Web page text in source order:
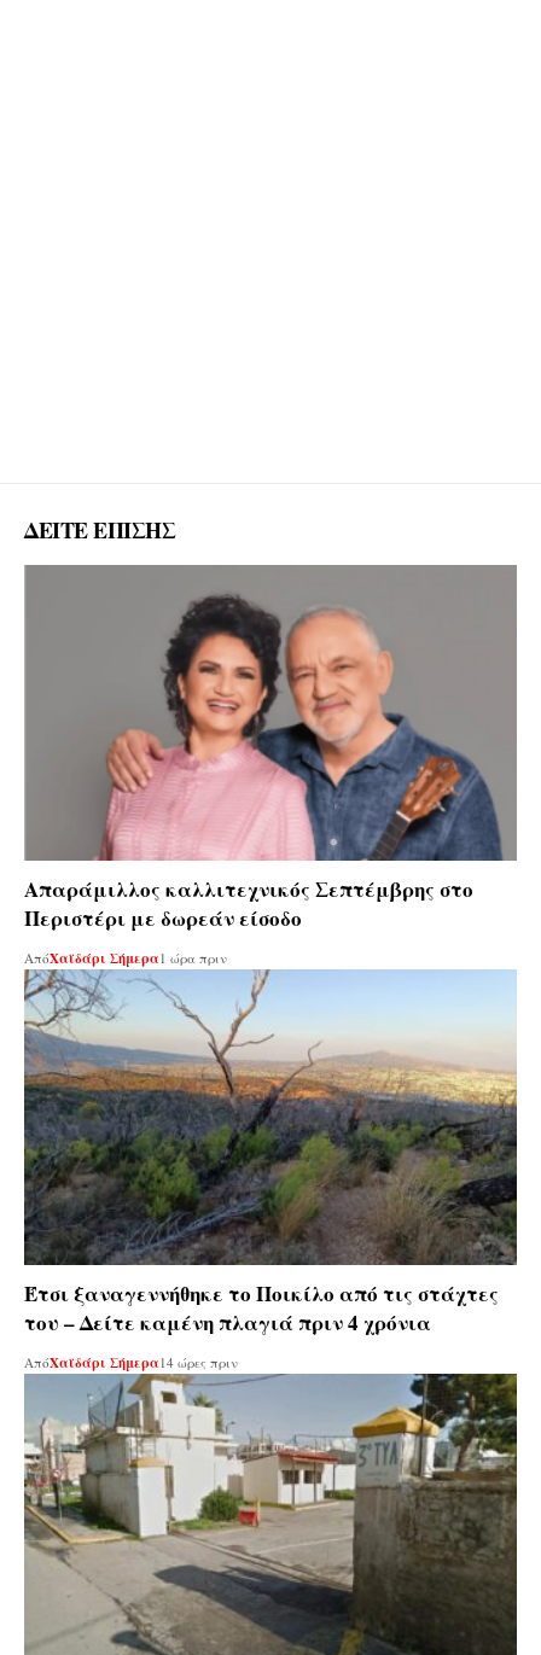
ΔΕΙΤΕ ΕΠΙΣΗΣ
Απαράμιλλος καλλιτεχνικός Σεπτέμβρης στο
Περιστέρι με δωρεάν είσοδο
ΑπόΧαϊδάρι Σήμερα 1 ώρα πριν
Έτσι ξαναγεννήθηκε το Ποικίλο από τις στάχτες
του – Δείτε καμένη πλαγιά πριν 4 χρόνια
ΑπόΧαϊδάρι Σήμερα 14 ώρες πριν